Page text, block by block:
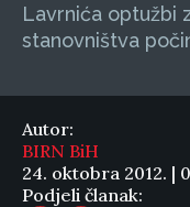
Lavrnića optužbi
stanovništva
Autor:
BIRN BiH
24. oktobra 2012. |
Podjeli članak: